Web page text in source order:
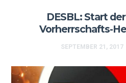
DESBL: Start
Vorherrschafts-
SEPTEMBER 21, 2017